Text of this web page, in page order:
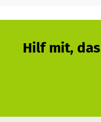
Gesundheit für alle,
verwirklichen.
Hilf mit,